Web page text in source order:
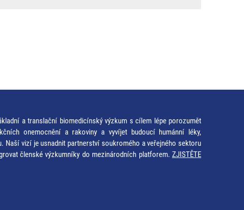
a translační biomedicínský výzkum s cílem lépe porozumět
onemocnění a rakoviny a vyvíjet budoucí humánní léky,
Naší vizí je usnadnit partnerství soukromého a veřejného sektoru
členské výzkumníky do mezinárodních platforem. ZJISTĚTE